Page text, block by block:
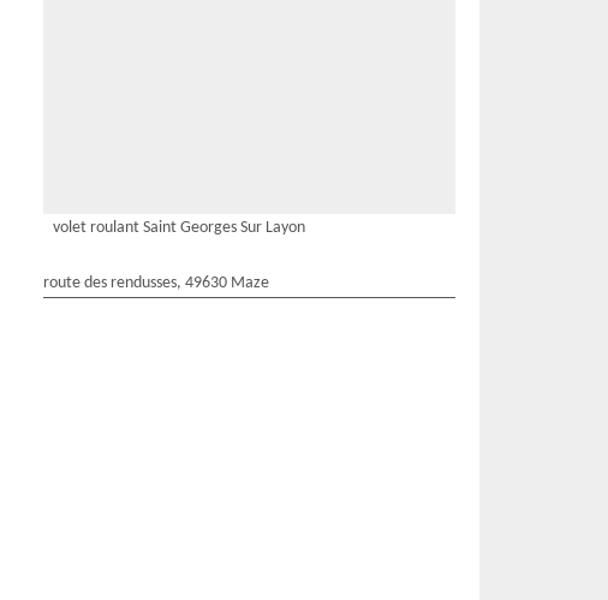
volet roulant Saint Georges Sur Layon
route des rendusses, 49630 Maze